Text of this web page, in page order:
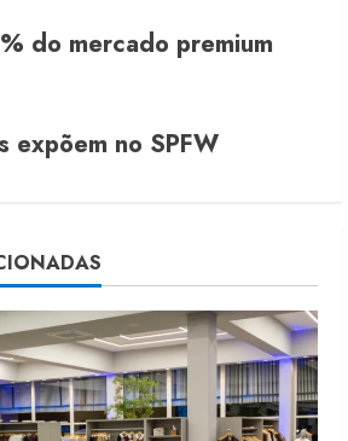
do mercado premium
expõem no SPFW